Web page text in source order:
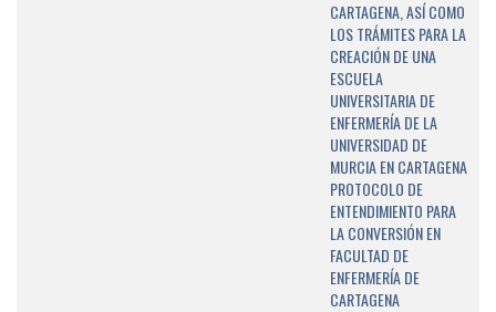
CARTAGENA, ASÍ COMO
LOS TRÁMITES PARA LA
CREACIÓN DE UNA
ESCUELA
UNIVERSITARIA DE
ENFERMERÍA DE LA
UNIVERSIDAD DE
MURCIA EN CARTAGENA
PROTOCOLO DE
ENTENDIMIENTO PARA
LA CONVERSIÓN EN
FACULTAD DE
ENFERMERÍA DE
CARTAGENA